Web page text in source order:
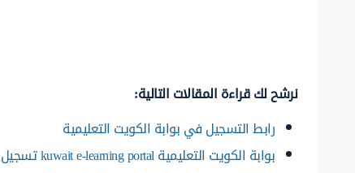
نرشح لك قراءة المقالات التالية:
رابط التسجيل في بوابة الكويت التعليمية
بوابة الكويت التعليمية kuwait e-learning portal تسجيل